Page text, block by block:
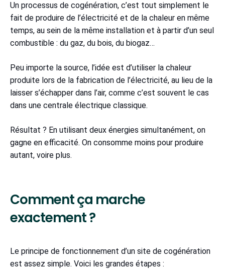
Un processus de cogénération, c’est tout simplement le
fait de produire de l’électricité et de la chaleur en même
temps, au sein de la même installation et à partir d’un seul
combustible : du gaz, du bois, du biogaz…
Peu importe la source, l’idée est d’utiliser la chaleur
produite lors de la fabrication de l’électricité, au lieu de la
laisser s’échapper dans l’air, comme c’est souvent le cas
dans une centrale électrique classique.
Résultat ? En utilisant deux énergies simultanément, on
gagne en efficacité. On consomme moins pour produire
autant, voire plus.
Comment ça marche
exactement ?
Le principe de fonctionnement d’un site de cogénération
est assez simple. Voici les grandes étapes :